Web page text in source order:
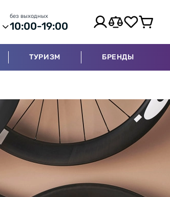
без выходных
10:00-19:00
ТУРИЗМ БРЕНДЫ